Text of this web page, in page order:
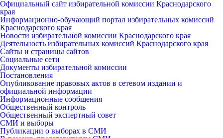
Официальный сайт избирательной комиссии Краснодарского
края
Информационно-обучающий портал избирательных комиссий
Краснодарского края
Новости избирательной комиссии Краснодарского края
Деятельность избирательных комиссий Краснодарского края
Сайты и страницы сайтов
Социальные сети
Документы избирательной комиссии
Постановления
Опубликование правовых актов в сетевом издании и
официальной информации
Информационные сообщения
Общественный контроль
Общественный экспертный совет
СМИ и выборы
Публикации о выборах в СМИ